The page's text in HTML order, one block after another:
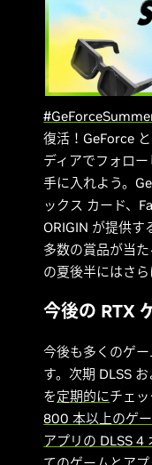
復活！GeForce
ディアでフォロ
手に入れよう。
ックス カード、
ORIGIN が提供す
多数の賞品が当
の夏後半にはさら
今後の RTX
今後も多くのゲ
す。次期 DLSS
を定期的にチェッ
800 本以上のゲ
アプリの DLSS 4